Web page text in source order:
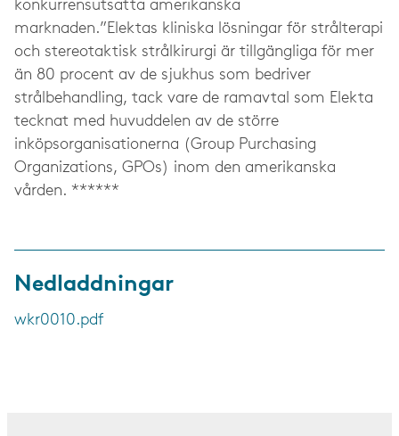
konkurrensutsatta amerikanska
marknaden.”Elektas kliniska lösningar för strålterapi
och stereotaktisk strålkirurgi är tillgängliga för mer
än 80 procent av de sjukhus som bedriver
strålbehandling, tack vare de ramavtal som Elekta
tecknat med huvuddelen av de större
inköpsorganisationerna (Group Purchasing
Organizations, GPOs) inom den amerikanska
vården. ******
Nedladdningar
wkr0010.pdf